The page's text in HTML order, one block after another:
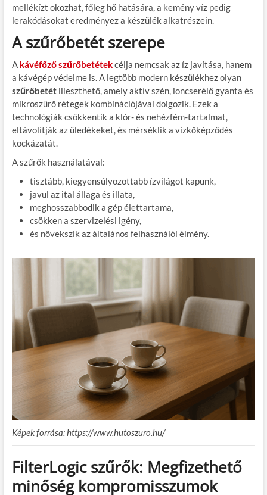
mellékízt okozhat, főleg hő hatására, a kemény víz pedig
lerakódásokat eredményez a készülék alkatrészein.
A szűrőbetét szerepe
A kávéfőző szűrőbetétekcélja nemcsak az íz javítása, hanem
a kávégép védelme is. A legtöbb modern készülékhez olyan
szűrőbetétilleszthető, amely aktív szén, ioncserélő gyanta és
mikroszűrő rétegek kombinációjával dolgozik. Ezek a
technológiák csökkentik a klór- és nehézfém-tartalmat,
eltávolítják az üledékeket, és mérséklik a vízkőképződés
kockázatát.
A szűrők használatával:
tisztább, kiegyensúlyozottabb ízvilágot kapunk,
javul az ital állaga és illata,
meghosszabbodik a gép élettartama,
csökken a szervizelési igény,
és növekszik az általános felhasználói élmény.
Képek forrása: https://www.hutoszuro.hu/
FilterLogic szűrők: Megfizethető
minőség kompromisszumok